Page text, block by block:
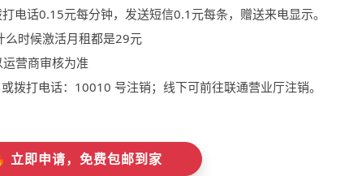
电话0.15元每分钟，发送短信0.1元每条，赠送来电显示。
么时候激活月租都是29元
营商审核为准
拨打电话：10010 号注销；线下可前往联通营业厅注销。
立即申请，免费包邮到家